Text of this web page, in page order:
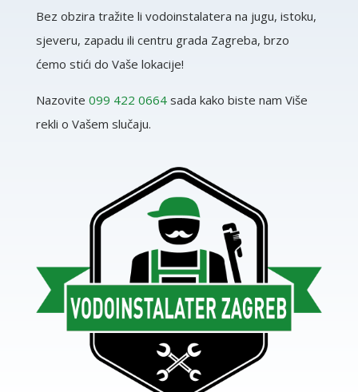
Bez obzira tražite li vodoinstalatera na jugu, istoku,
sjeveru, zapadu ili centru grada Zagreba, brzo
ćemo stići do Vaše lokacije!
Nazovite 099 422 0664sada kako biste nam Više
rekli o Vašem slučaju.